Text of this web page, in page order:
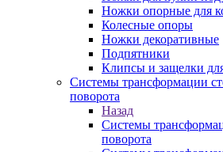
Ножки опорные для
Колесные опоры
Ножки декоративные
Подпятники
Клипсы и защелки
Системы трансформации
поворота
Назад
Системы
поворота